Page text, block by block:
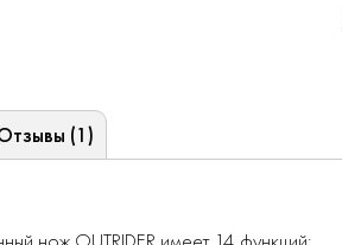
(1)